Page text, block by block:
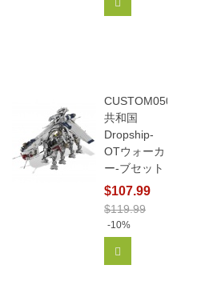
CUSTOM05053
共和国
Dropship-
OTウォーカ
ー-ブセット
$107.99
$119.99
-10%